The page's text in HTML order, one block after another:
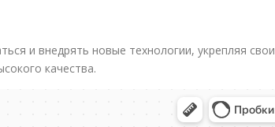
и внедрять новые технологии, укрепляя свои
качества.